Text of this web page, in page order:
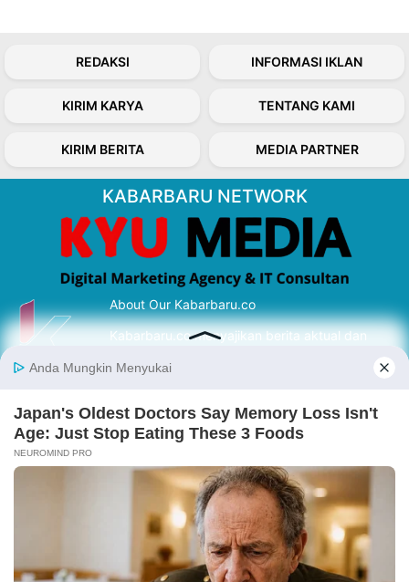
REDAKSI INFORMASI IKLAN
KIRIM KARYA TENTANG KAMI
KIRIM BERITA MEDIA PARTNER
KABARBARU NETWORK
About Our Kabarbaru.co
Kabarbaru.co menyajikan berita aktual dan
serta terverifikasi dari sumber yang tepat.
Follow Kabarbaru
Kabarbaru.co